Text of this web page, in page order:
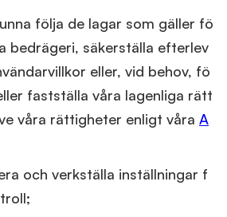
följa de lagar som gäller fö
bedrägeri, säkerställa efterlev
eller, vid behov, fö
fastställa våra lagenliga rätt
våra rättigheter enligt våra A
och verkställa inställningar f